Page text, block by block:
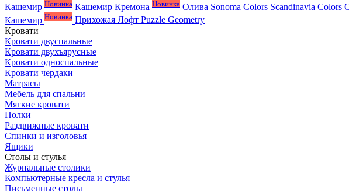
Кашемир Новинка Кашемир Кремона Новинка Олива Sonoma Colors Scandinavia Colors
Кашемир Новинка Прихожая Лофт Puzzle Geometry
Кровати
Кровати двуспальные
Кровати двухъярусные
Кровати односпальные
Кровати чердаки
Матрасы
Мебель для спальни
Мягкие кровати
Полки
Раздвижные кровати
Спинки и изголовья
Ящики
Столы и стулья
Журнальные столики
Компьютерные кресла и стулья
Письменные столы